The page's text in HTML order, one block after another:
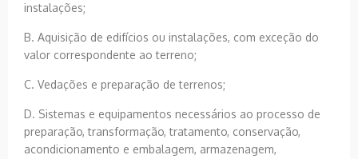
instalações;
B. Aquisição de edifícios ou instalações, com exceção do
valor correspondente ao terreno;
C. Vedações e preparação de terrenos;
D. Sistemas e equipamentos necessários ao processo de
preparação, transformação, tratamento, conservação,
acondicionamento e embalagem, armazenagem,